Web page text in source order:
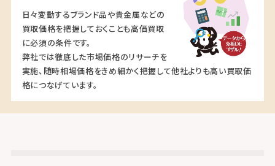
日々変動するブランド品や貴金属などの
買取価格を把握しておくことも高価買取
に必須の条件です。
弊社では徹底した市場価格のリサーチを
実施、随時相場価格をきめ細かく把握して他社よりも高い買取価
格につなげています。